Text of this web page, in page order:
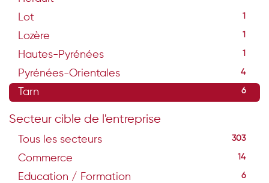
Lot 1
Lozère 1
Hautes-Pyrénées 1
Pyrénées-Orientales 4
Tarn 6
Secteur cible de l'entreprise
Tous les secteurs 303
Commerce 14
Education / Formation 6